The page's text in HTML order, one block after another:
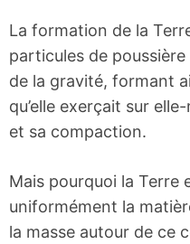
La formation de la
particules de
de la gravité, formant
qu’elle exerçait sur
et sa compaction.
Mais pourquoi la Terre
uniformément la
la masse autour de ce